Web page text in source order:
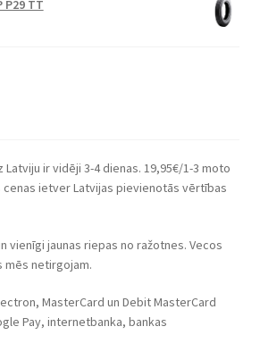
P29 TT
Latviju ir vidēji 3-4 dienas. 19,95€/1-3 moto
cenas ietver Latvijas pievienotās vērtības
vienīgi jaunas riepas no ražotnes. Vecos
mēs netirgojam.
MasterCard un Debit MasterCard
Pay, internetbanka, bankas